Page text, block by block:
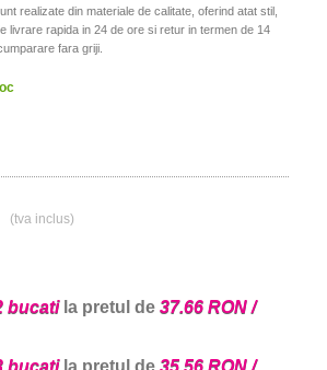
realizate din materiale de calitate, oferind atat stil,
livrare rapida in 24 de ore si retur in termen de 14
fara griji.
(tva inclus)
bucatila pretul de 37.66 RON /
bucatila pretul de 35.56 RON /